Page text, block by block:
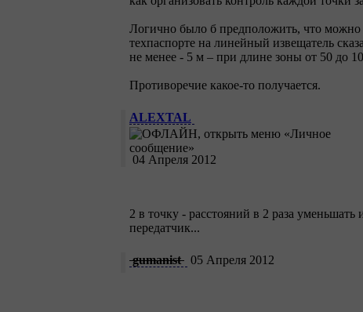
Логично было б предположить, что можно
техпаспорте на линейный извещатель
не менее - 5 м – при длине зоны от 50 до
Противоречие какое-то получается.
ALEXTAL
04 Апреля 2012
2 в точку - расстояний в 2 раза
передатчик...
gumanist 05 Апреля 2012